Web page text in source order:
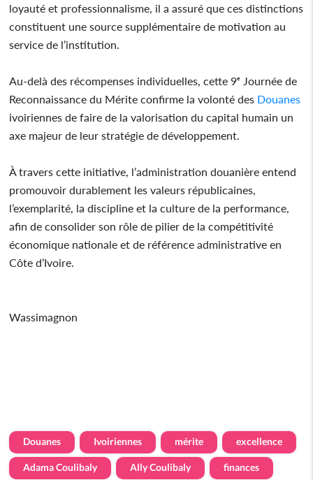
loyauté et professionnalisme, il a assuré que ces distinctions
constituent une source supplémentaire de motivation au
service de l’institution.
Au-delà des récompenses individuelles, cette 9ᵉ Journée de
Reconnaissance du Mérite confirme la volonté des Douanes
ivoiriennes de faire de la valorisation du capital humain un
axe majeur de leur stratégie de développement.
À travers cette initiative, l’administration douanière entend
promouvoir durablement les valeurs républicaines,
l’exemplarité, la discipline et la culture de la performance,
afin de consolider son rôle de pilier de la compétitivité
économique nationale et de référence administrative en
Côte d’Ivoire.
Wassimagnon
Douanes Ivoiriennes mérite excellence
Adama Coulibaly Ally Coulibaly finances